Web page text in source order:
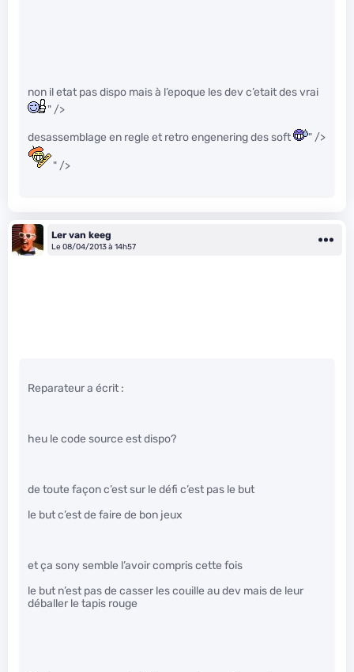
non il etat pas dispo mais à l’epoque les dev c’etait des vrai
" />
desassemblage en regle et retro engenering des soft " />
" />
Ler van keeg
Le 08/04/2013 à 14h57
Reparateur a écrit :
heu le code source est dispo?
de toute façon c’est sur le défi c’est pas le but
le but c’est de faire de bon jeux
et ça sony semble l’avoir compris cette fois
le but n’est pas de casser les couille au dev mais de leur
déballer le tapis rouge